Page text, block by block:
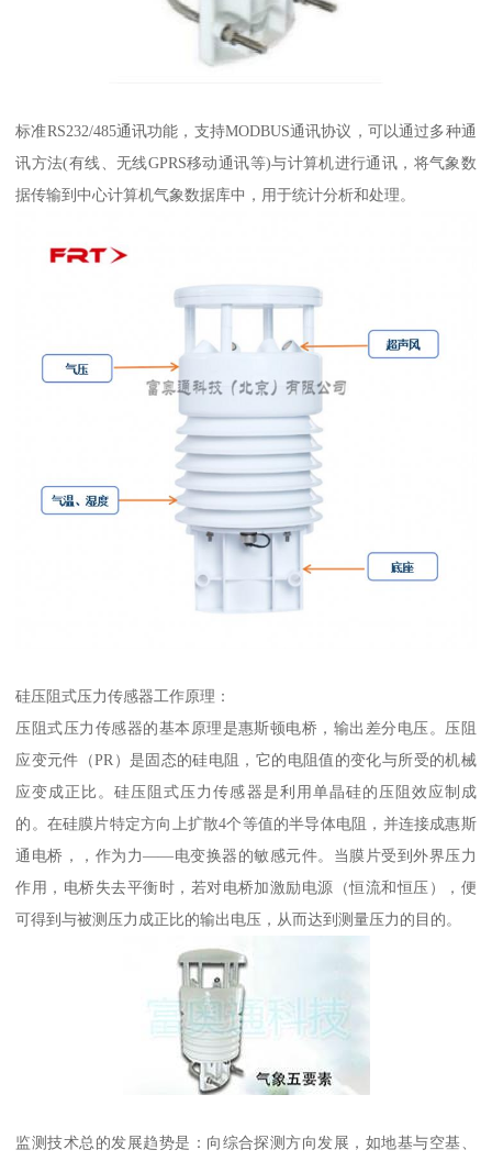
标准RS232/485通讯功能，支持MODBUS通讯协议，可以通过多种通
讯方法(有线、无线GPRS移动通讯等)与计算机进行通讯，将气象数
据传输到中心计算机气象数据库中，用于统计分析和处理。
硅压阻式压力传感器工作原理：
压阻式压力传感器的基本原理是惠斯顿电桥，输出差分电压。压阻
应变元件（PR）是固态的硅电阻，它的电阻值的变化与所受的机械
应变成正比。硅压阻式压力传感器是利用单晶硅的压阻效应制成
的。在硅膜片特定方向上扩散4个等值的半导体电阻，并连接成惠斯
通电桥，，作为力——电变换器的敏感元件。当膜片受到外界压力
作用，电桥失去平衡时，若对电桥加激励电源（恒流和恒压），便
可得到与被测压力成正比的输出电压，从而达到测量压力的目的。
监测技术总的发展趋势是：向综合探测方向发展，如地基与空基、